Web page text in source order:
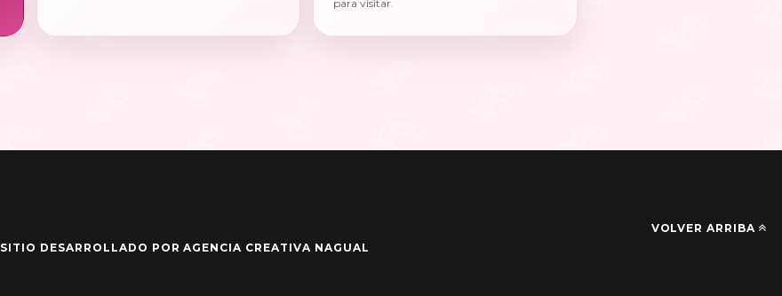
para visitar.
VOLVER ARRIBA
SITIO DESARROLLADO POR AGENCIA CREATIVA NAGUAL